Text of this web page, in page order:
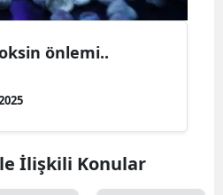
önlemi..
İlişkili Konular